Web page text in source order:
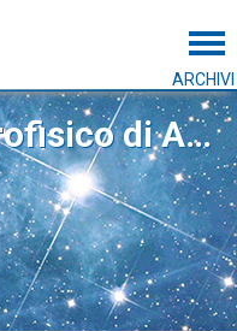
ARCHIVI
Osservatorio Astrofisico di Arcetri